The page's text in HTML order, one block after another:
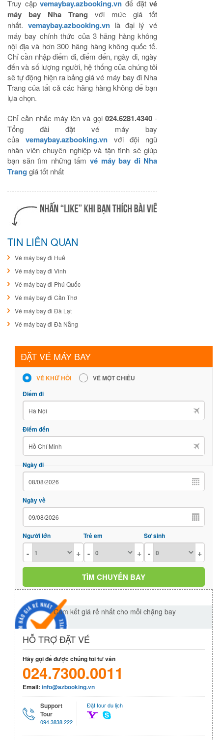
Truy cậpvemaybay.azbooking.vn để đặtvé
máy bay Nha Trang với mức giá tốt
nhất. vemaybay.azbooking.vnlà đại lý vé
máy bay chính thức của 3 hãng hàng không
nội địa và hơn 300 hãng hàng không quốc tế.
Chỉ cần nhập điểm đi, điểm đến, ngày đi, ngày
đến và số lượng người, hệ thống của chúng tôi
sẽ tự động hiện ra bảng giá vé máy bay đi Nha
Trang của tất cả các hãng hàng không để bạn
lựa chọn.
Chỉ cần nhấc máy lên và gọi 024.6281.4340-
Tổng đài đặt vé máy bay
của vemaybay.azbooking.vnvới đội ngũ
nhân viên chuyên nghiệp và tận tình sẽ giúp
bạn săn tìm những tấm vé máy bay đi Nha
Trang giá tốt nhất
TIN LIÊN QUAN
Vé máy bay đi Huế
Vé máy bay đi Vinh
Vé máy bay đi Phú Quốc
Vé máy bay đi Cần Thơ
Vé máy bay đi Đà Lạt
Vé máy bay đi Đà Nẵng
ĐẶT VÉ MÁY BAY
VÉ KHỨ HỒI
VÉ MỘT CHIỀU
Điểm đi
Điểm đến
Ngày đi
Ngày về
Người lớn
- +
Trẻ em
- +
Sơ sinh
- +
Cam kết giá rẻ nhất cho mỗi chặng bay
HỖ TRỢ ĐẶT VÉ
Hãy gọi để được chúng tôi tư vấn
024.7300.0011
Email: info@azbooking.vn
Support
Tour
094.3838.222
Đặt tour du lịch